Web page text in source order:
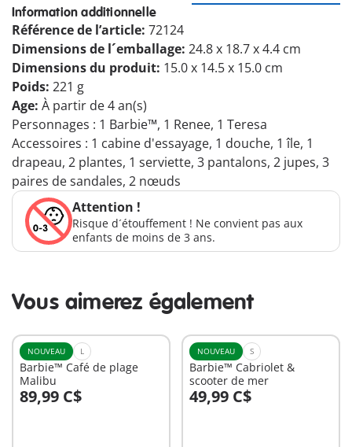
Information additionnelle
Référence de l’article: 72124
Dimensions de l´emballage: 24.8 x 18.7 x 4.4 cm
Dimensions du produit: 15.0 x 14.5 x 15.0 cm
Poids: 221 g
Age: À partir de 4 an(s)
Personnages : 1 Barbie™, 1 Renee, 1 Teresa
Accessoires : 1 cabine d'essayage, 1 douche, 1 île, 1
drapeau, 2 plantes, 1 serviette, 3 pantalons, 2 jupes, 3
paires de sandales, 2 nœuds
Attention !
Risque d´étouffement ! Ne convient pas aux
enfants de moins de 3 ans.
Vous aimerez également
NOUVEAU L
Barbie™ Café de plage
Malibu
89,99 C$
Au panier
NOUVEAU S
Barbie™ Cabriolet &
scooter de mer
49,99 C$
Au panier